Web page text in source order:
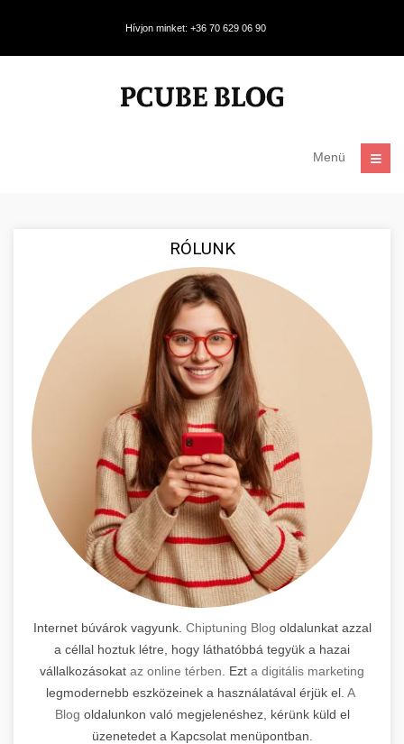
Hívjon minket: +36 70 629 06 90
Menü
RÓLUNK
Internet búvárok vagyunk. Chiptuning Blog oldalunkat azzal
a céllal hoztuk létre, hogy láthatóbbá tegyük a hazai
vállalkozásokat az online térben . Ezt a digitális marketing
legmodernebb eszközeinek a használatával érjük el. A
Blog oldalunkon való megjelenéshez, kérünk küld el
üzenetedet a Kapcsolat menüpontban.